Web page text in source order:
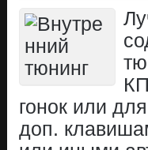
гонок или
доп.